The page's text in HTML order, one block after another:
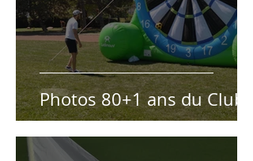
Photos 80+1 ans du Club